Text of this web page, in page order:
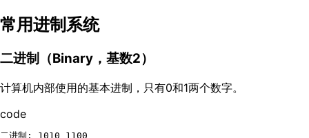
常用进制系统
二进制（Binary，基数2）
计算机内部使用的基本进制，只有0和1两个数字。
code
二进制: 1010 1100